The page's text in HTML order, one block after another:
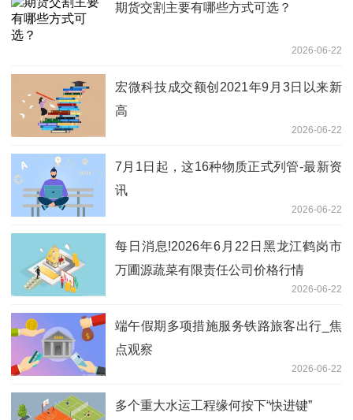
期货交割主要有哪些方式可选？
2026-06-22
宏微科技成交额创2021年9月3日以来新
高
2026-06-22
7月1日起，这16种物质正式列管-最新资
讯
2026-06-22
每日消息!2026年6月22日黑龙江鹤岗市
万圃源蔬菜有限责任公司价格行情
2026-06-22
端午假期多项措施服务铁路旅客出行_焦
点观察
2026-06-22
多个重大水运工程缘何按下“快进键”